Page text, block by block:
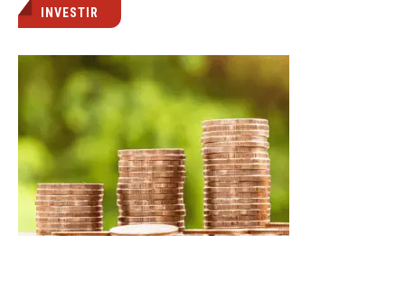
INVESTIR